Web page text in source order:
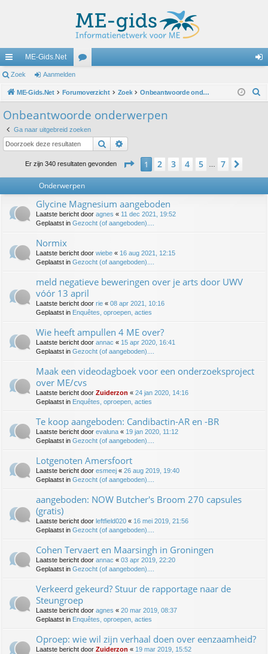
ne
lle
lin
ks
ME-Gids.Net
u
m
s
m
Zoek Aanmelden
ME-Gids.Net Forumoverzicht Zoek Onbeantwoorde onderwerpen
Onbeantwoorde onderwerpen
Ga naar uitgebreid zoeken
Zoek
Er zijn 340 resultaten gevonden Pagina van7
1 2 3 4 5 7
Onderwerpen
Glycine Magnesium aangeboden
Laatste bericht door agnes « 11 dec 2021, 19:52
Geplaatst in Gezocht (of aangeboden)....
Normix
Laatste bericht door wiebe « 16 aug 2021, 12:15
Geplaatst in Gezocht (of aangeboden)....
meld negatieve beweringen over je arts door UWV
vóór 13 april
Laatste bericht door rie « 08 apr 2021, 10:16
Geplaatst in Enquêtes, oproepen, acties
Wie heeft ampullen 4 ME over?
Laatste bericht door annac « 15 apr 2020, 16:41
Geplaatst in Gezocht (of aangeboden)....
Maak een videodagboek voor een onderzoeksproject
over ME/cvs
Laatste bericht door Zuiderzon « 24 jan 2020, 14:16
Geplaatst in Enquêtes, oproepen, acties
Te koop aangeboden: Candibactin-AR en -BR
Laatste bericht door evaluna « 19 jan 2020, 11:12
Geplaatst in Gezocht (of aangeboden)....
Lotgenoten Amersfoort
Laatste bericht door esmeej « 26 aug 2019, 19:40
Geplaatst in Gezocht (of aangeboden)....
aangeboden: NOW Butcher's Broom 270 capsules
(gratis)
Laatste bericht door leftfield020 « 16 mei 2019, 21:56
Geplaatst in Gezocht (of aangeboden)....
Cohen Tervaert en Maarsingh in Groningen
Laatste bericht door annac « 03 apr 2019, 22:20
Geplaatst in Gezocht (of aangeboden)....
Verkeerd gekeurd? Stuur de rapportage naar de
Steungroep
Laatste bericht door agnes « 20 mar 2019, 08:37
Geplaatst in Enquêtes, oproepen, acties
Oproep: wie wil zijn verhaal doen over eenzaamheid?
Laatste bericht door Zuiderzon « 19 mar 2019, 15:52